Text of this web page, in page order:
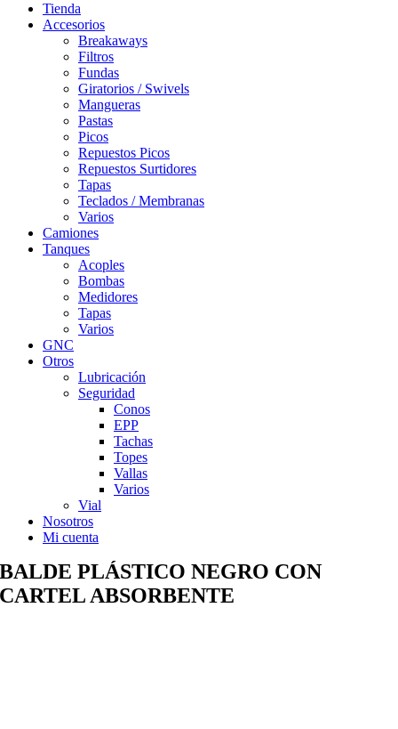
Tienda
Accesorios
Breakaways
Filtros
Fundas
Giratorios / Swivels
Mangueras
Pastas
Picos
Repuestos Picos
Repuestos Surtidores
Tapas
Teclados / Membranas
Varios
Camiones
Tanques
Acoples
Bombas
Medidores
Tapas
Varios
GNC
Otros
Lubricación
Seguridad
Conos
EPP
Tachas
Topes
Vallas
Varios
Vial
Nosotros
Mi cuenta
BALDE PLÁSTICO NEGRO CON
CARTEL ABSORBENTE